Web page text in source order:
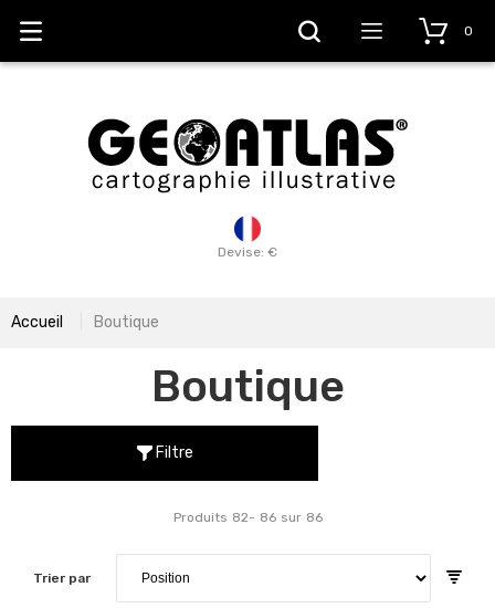
Devise: €
0
Accueil Boutique
Boutique
Filtre
Trier par
Produits 82- 86 sur 86